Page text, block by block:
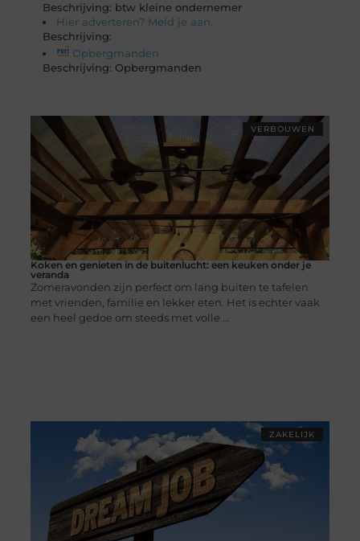
Beschrijving: btw kleine ondernemer
Hier adverteren? Meld je aan.
Beschrijving:
Opbergmanden
Beschrijving: Opbergmanden
VERBOUWEN
Koken en genieten in de buitenlucht: een keuken onder je
veranda
Zomeravonden zijn perfect om lang buiten te tafelen
met vrienden, familie en lekker eten. Het is echter vaak
een heel gedoe om steeds met volle ...
ZAKELIJK